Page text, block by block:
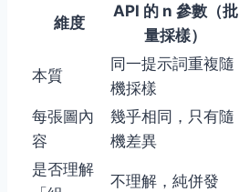
維度
API 的 n 參數（批
量採樣）
本質
同一提示詞重複隨
機採樣
每張圖內
容
幾乎相同，只有隨
機差異
是否理解
不理解，純併發